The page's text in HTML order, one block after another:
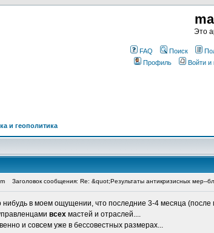
Это
FAQ Поиск
Профиль
Войти и
и геополитика
Заголовок сообщения: Re: &quot;Результаты антикризисных мер--
в моем ощущении, что последние 3-4 месяца (после
всех мастей и отраслей....
и совсем уже в бессовестных размерах...